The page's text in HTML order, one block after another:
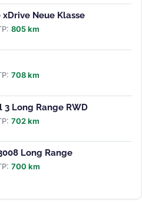
xDrive Neue Klasse
805 km
708 km
3 Long Range RWD
702 km
Long Range
700 km